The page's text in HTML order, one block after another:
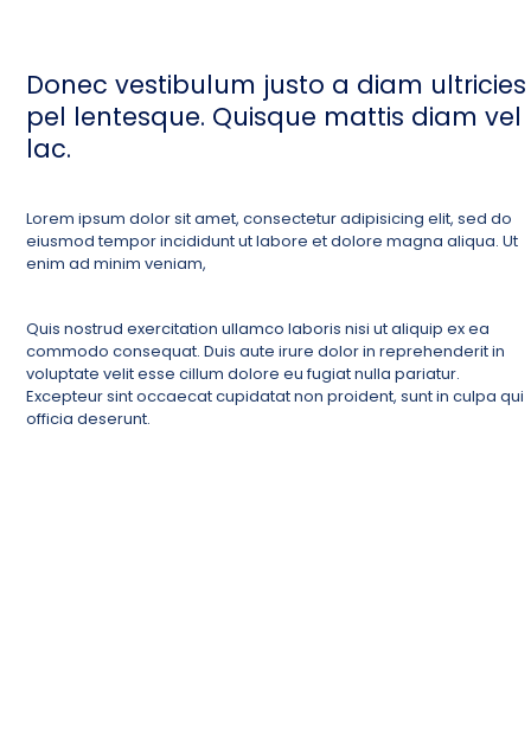
Donec vestibulum justo a diam ultricies
pel lentesque. Quisque mattis diam vel
lac.
Lorem ipsum dolor sit amet, consectetur adipisicing elit, sed do
eiusmod tempor incididunt ut labore et dolore magna aliqua. Ut
enim ad minim veniam,
Quis nostrud exercitation ullamco laboris nisi ut aliquip ex ea
commodo consequat. Duis aute irure dolor in reprehenderit in
voluptate velit esse cillum dolore eu fugiat nulla pariatur.
Excepteur sint occaecat cupidatat non proident, sunt in culpa qui
officia deserunt.